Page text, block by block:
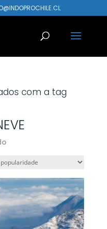
com a tag